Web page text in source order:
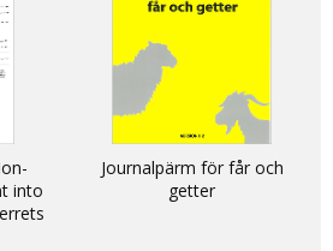
into
Journalpärm för får och
getter